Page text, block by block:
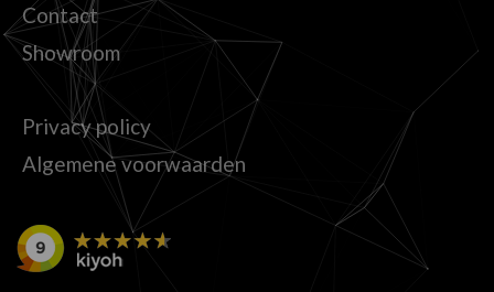
Contact
Showroom
Privacy policy
Algemene voorwaarden